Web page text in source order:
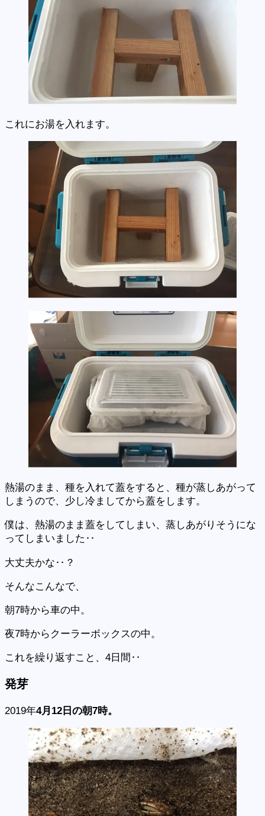
これにお湯を入れます。
熱湯のまま、種を入れて蓋をすると、種が蒸しあがって
しまうので、少し冷ましてから蓋をします。
僕は、熱湯のまま蓋をしてしまい、蒸しあがりそうにな
ってしまいました‥
大丈夫かな‥？
そんなこんなで、
朝7時から車の中。
夜7時からクーラーボックスの中。
これを繰り返すこと、4日間‥
発芽
2019年4月12日の朝7時。